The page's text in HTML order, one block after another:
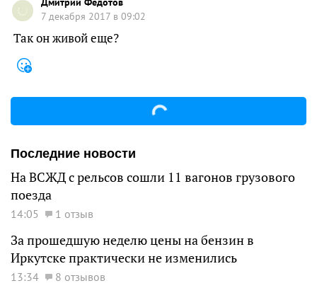
7 декабря 2017 в 09:02
Так он живой еще?
Последние новости
На ВСЖД с рельсов сошли 11 вагонов грузового
поезда
14:05 1 отзыв
За прошедшую неделю цены на бензин в
Иркутске практически не изменились
13:34 8 отзывов